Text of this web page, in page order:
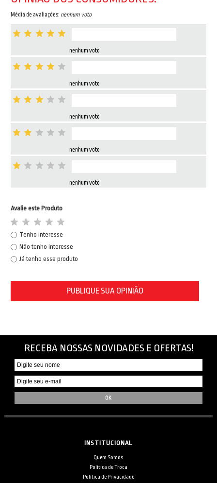
Média de avaliações: nenhum voto
nenhum voto
nenhum voto
nenhum voto
nenhum voto
nenhum voto
Avalie este Produto
Tenho interesse
Não tenho interesse
Já tenho esse produto
PUBLIQUE SUA OPINIÃO
RECEBA NOSSAS NOVIDADES E OFERTAS!
INSTITUCIONAL
Quem Somos
Política de Troca
Política de Privacidade